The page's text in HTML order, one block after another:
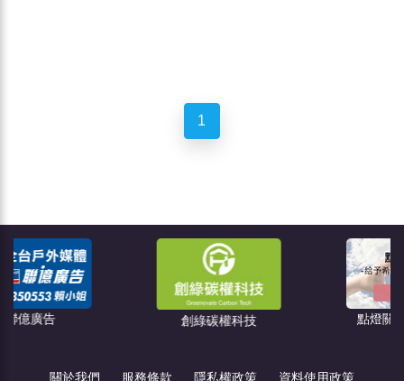
1
創綠碳權科技 點燈關懷教育協會
關於我們 服務條款 隱私權政策 資料使用政策